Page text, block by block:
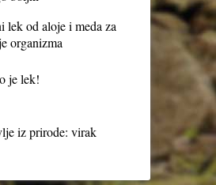
lek od aloje i meda za
organizma
je lek!
iz prirode: virak